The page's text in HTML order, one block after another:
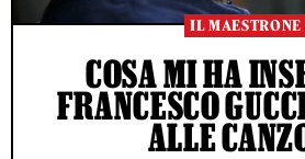
IL MAESTRONE
COSA MI HA
FRANCESCO
ALLE